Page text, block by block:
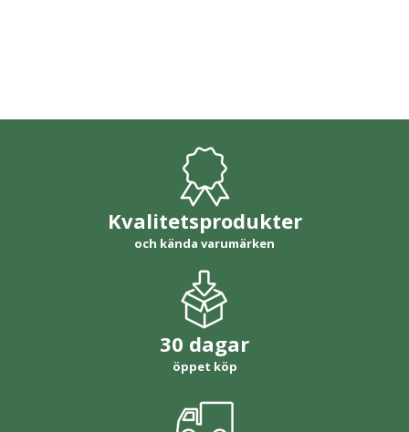
Kvalitetsprodukter
och kända varumärken
30 dagar
öppet köp